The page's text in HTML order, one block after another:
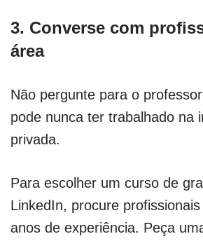
3. Converse com
área
Não pergunte para o
pode nunca ter trabalhado na
privada.
Para escolher um curso de
LinkedIn, procure
anos de experiência. Peça